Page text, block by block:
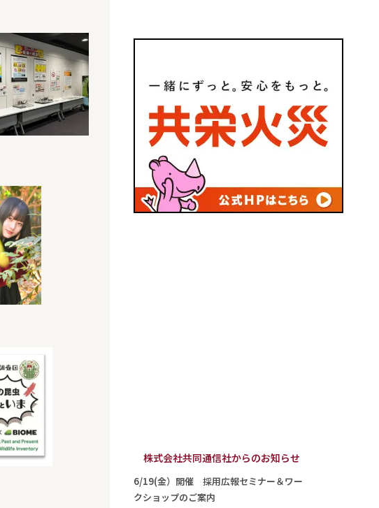
株式会社共同通信社からのお知らせ
6/19(金）開催 採用広報セミナー＆ワー
クショップのご案内